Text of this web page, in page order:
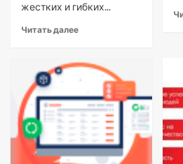
жестких и гибких...
Читать далее